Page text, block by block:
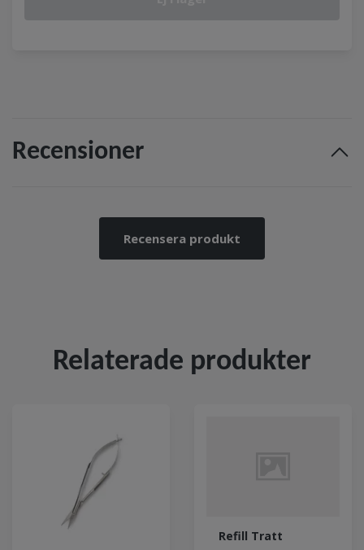
Recensioner
Recensera produkt
Relaterade produkter
Refill Tratt